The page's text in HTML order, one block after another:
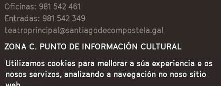
Oficinas: 981 542 461
Entradas: 981 542 349
teatroprincipal@santiagodecompostela.gal
ZONA C. PUNTO DE INFORMACIÓN CULTURAL
Preguntoiro, 1 (Praza de Cervantes)
15704 Santiago de Compostela
981 542 462
Utilizamos cookies para mellorar a súa experiencia e os
nosos servizos, analizando a navegación no noso sitio